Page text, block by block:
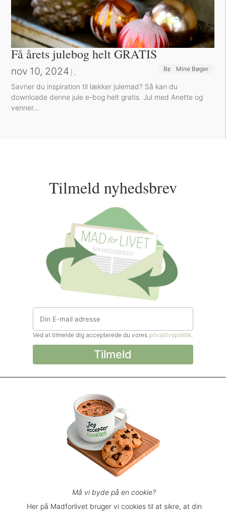
Få årets julebog helt GRATIS
nov 10, 2024 Bøger og Kurser
Mine Bøger
Savner du inspiration til lækker julemad? Så kan du
downloade denne jule e-bog helt gratis. Jul med Anette og
venner...
Tilmeld nyhedsbrev
Ved at tilmelde dig accepterede du vores privatlivspolitik.
© Madforlivet.com, 2000–2025. Alle
rettigheder forbeholdt.
øvrigt materiale må kun gengives med
tilladelse fra Sophia Helse ApS.
Spørgsmål eller kommentarer?
support@madforlivet.com
Må vi byde på en cookie?
Her på Madforlivet bruger vi cookies til at sikre, at din